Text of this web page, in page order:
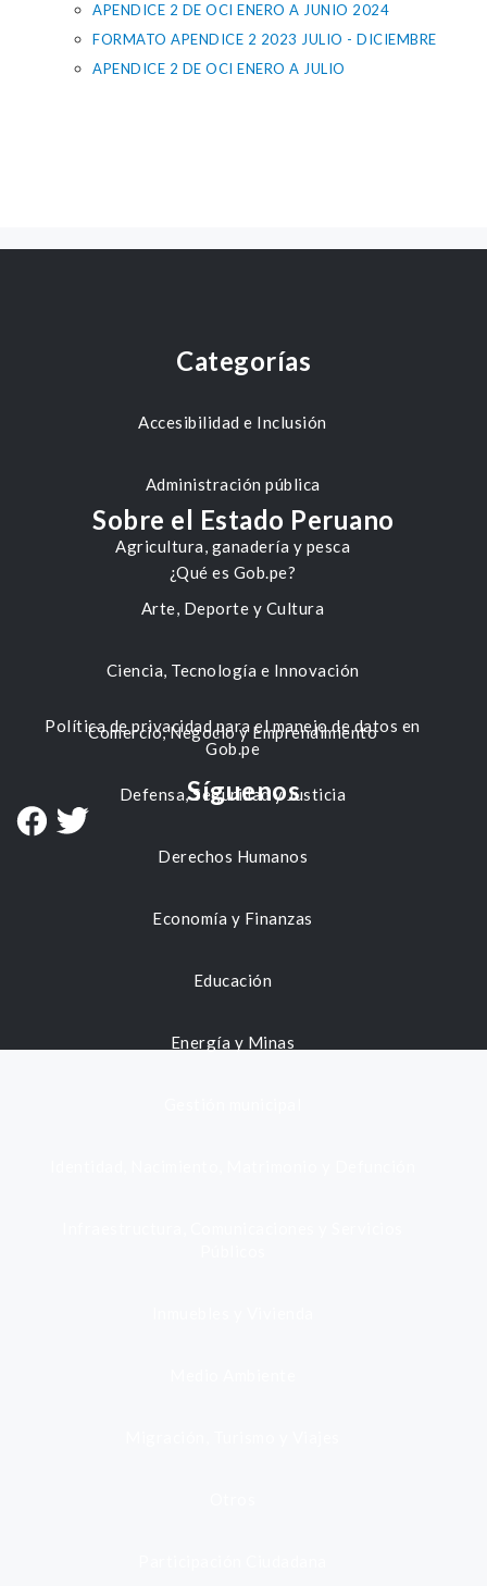
APENDICE 2 DE OCI ENERO A JUNIO 2024
FORMATO APENDICE 2 2023 JULIO - DICIEMBRE
APENDICE 2 DE OCI ENERO A JULIO
Categorías
Accesibilidad e Inclusión
Administración pública
Agricultura, ganadería y pesca
Arte, Deporte y Cultura
Ciencia, Tecnología e Innovación
Comercio, Negocio y Emprendimiento
Defensa, Seguridad y Justicia
Derechos Humanos
Economía y Finanzas
Educación
Energía y Minas
Sobre el Estado Peruano
¿Qué es Gob.pe?
Política de privacidad para el manejo de datos en
Gob.pe
Síguenos